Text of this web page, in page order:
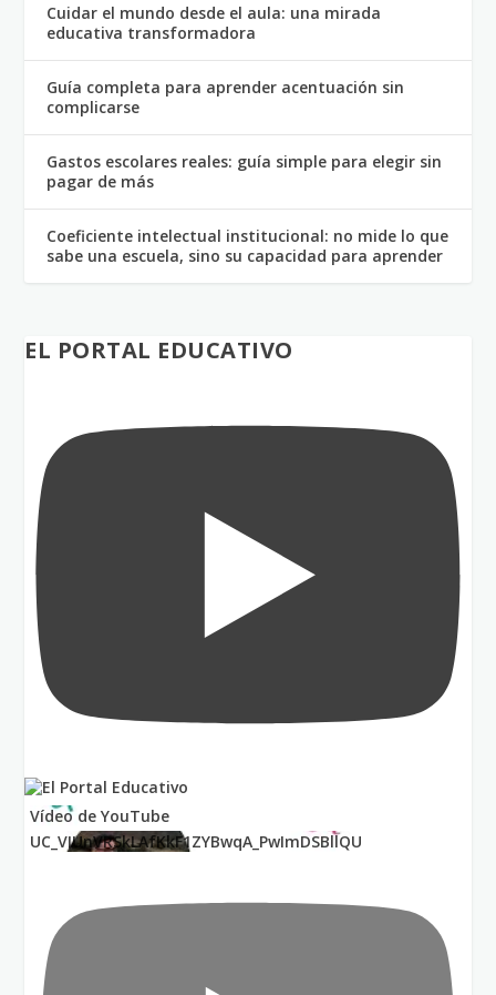
Cuidar el mundo desde el aula: una mirada
educativa transformadora
Guía completa para aprender acentuación sin
complicarse
Gastos escolares reales: guía simple para elegir sin
pagar de más
Coeficiente intelectual institucional: no mide lo que
sabe una escuela, sino su capacidad para aprender
EL PORTAL EDUCATIVO
Vídeo de YouTube
UC_VIUnVRSkLAfKkF1ZYBwqA_PwImDSBllQU